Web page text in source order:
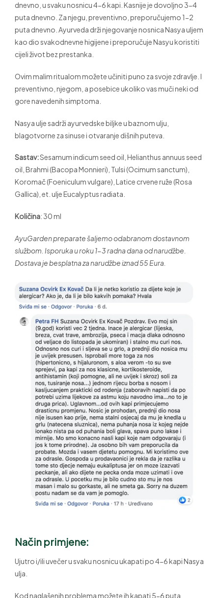
dnevno, u svaku nosnicu 4-6 kapi. Kasnije je dovoljno 3-4
puta dnevno. Za njegu, preventivno, preporučujemo 1-2
puta dnevno. Ayurveda drži njegovanje nosnica Nasya uljem
kao dio svakodnevne higijene i preporučuje Nasyu koristiti
cijeli život bez prestanka.
Ovim malim ritualom možete učiniti puno za svoje zdravlje. I
preventivno, njegom, a posebice ukoliko vas muči neki od
gore navedenih simptoma.
Nasya ulje sadrži ayurvedske biljke u baznom ulju,
blagotvorne za sinuse i otvaranje dišnih puteva.
Sastav:Sesamum indicum seed oil, Helianthus annuus seed
oil, Brahmi (Bacopa Monnieri), Tulsi (Ocimum sanctum),
Koromač (Foeniculum vulgare), Latice crvene ruže (Rosa
Gallica), et. ulje Eucalyptus radiata.
Količina: 30 ml
AyuGarden preparate šaljemo odabranom dostavnom
službom. Isporuka u roku 1-3 radna dana od narudžbe.
Dostava je besplatna za narudžbe iznad 55 Eura.
Način primjene:
Ujutro i/ili uvečer u svaku nosnicu ukapati po 4-6 kapi Nasya
ulja.
Kod naglašenih problema možete ih kapati 5-6 puta